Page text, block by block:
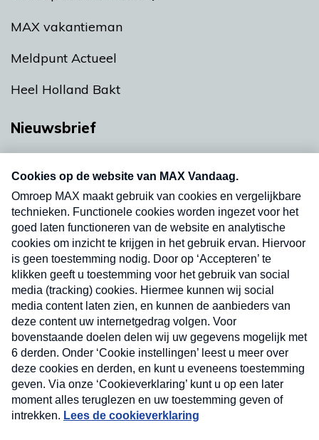
MAX vakantieman
Meldpunt Actueel
Heel Holland Bakt
Nieuwsbrief
nieuwsbrief. Elke vrijdag- en dinsdagochtend in
uw mailbox.
Verzend
Nieuwsbrief
Neem hier een gratis abonnement op onze
nieuwsbrief. Elke vrijdag- en dinsdagochtend in uw